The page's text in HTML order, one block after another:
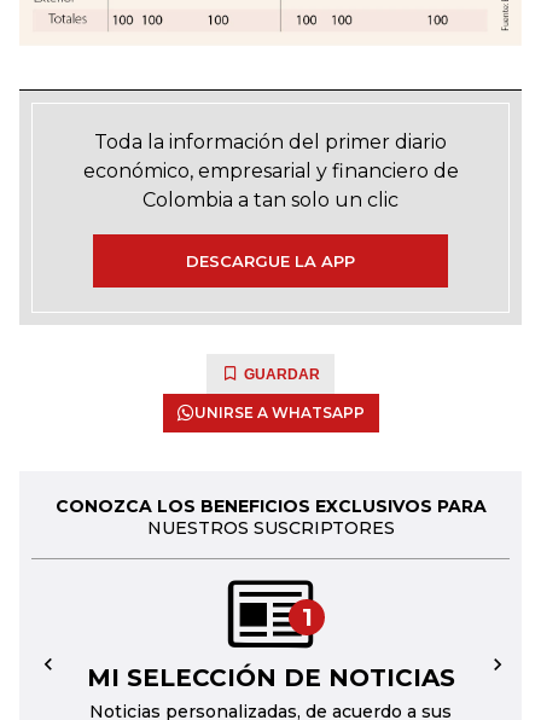
Toda la información del primer diario
económico, empresarial y financiero de
Colombia a tan solo un clic
DESCARGUE LA APP
GUARDAR
UNIRSE A WHATSAPP
CONOZCA LOS BENEFICIOS EXCLUSIVOS PARA
NUESTROS SUSCRIPTORES
1
MI SELECCIÓN DE NOTICIAS
Noticias personalizadas, de acuerdo a sus
← →